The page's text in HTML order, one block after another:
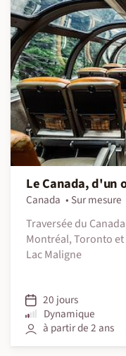
Le Canada, d'un
Canada Sur mesure
Traversée du
Montréal, Toronto et
Lac Maligne
20 jours
Dynamique
à partir de 2 ans